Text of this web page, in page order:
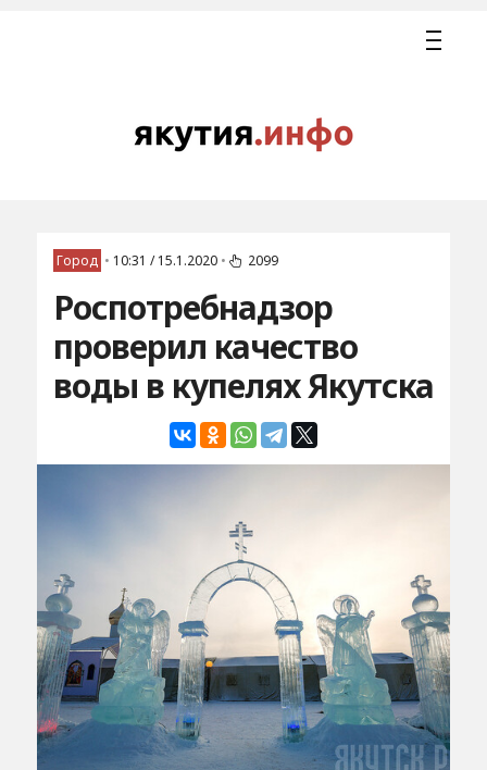
Город • 10:31 / 15.1.2020 • 2099
Роспотребнадзор
проверил качество
воды в купелях Якутска